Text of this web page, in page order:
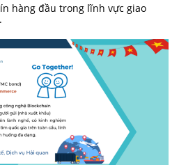
hàng đầu trong lĩnh vực giao